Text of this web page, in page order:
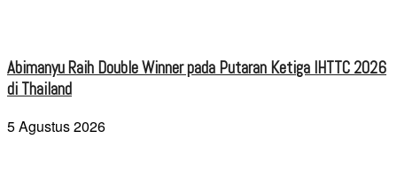
Abimanyu Raih Double Winner pada Putaran Ketiga IHTTC 2026
di Thailand
5 Agustus 2026